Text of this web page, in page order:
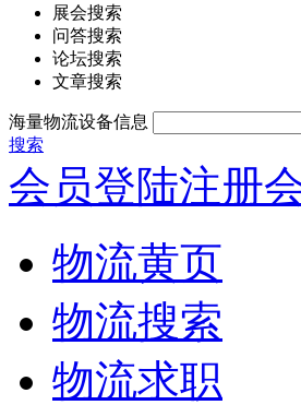
展会搜索
问答搜索
论坛搜索
文章搜索
海量物流设备信息
搜索
会员登陆注册
物流黄页
物流搜索
物流求职